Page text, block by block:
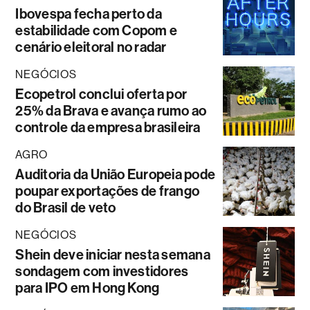
Ibovespa fecha perto da
estabilidade com Copom e
cenário eleitoral no radar
NEGÓCIOS
Ecopetrol conclui oferta por
25% da Brava e avança rumo ao
controle da empresa brasileira
AGRO
Auditoria da União Europeia pode
poupar exportações de frango
do Brasil de veto
NEGÓCIOS
Shein deve iniciar nesta semana
sondagem com investidores
para IPO em Hong Kong